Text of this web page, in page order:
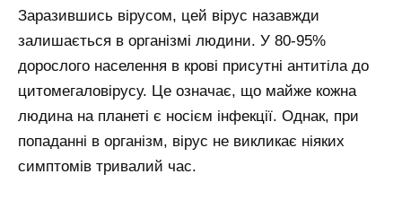
Заразившись вірусом, цей вірус назавжди
залишається в організмі людини. У 80-95%
дорослого населення в крові присутні антитіла до
цитомегаловірусу. Це означає, що майже кожна
людина на планеті є носієм інфекції. Однак, при
попаданні в організм, вірус не викликає ніяких
симптомів тривалий час.